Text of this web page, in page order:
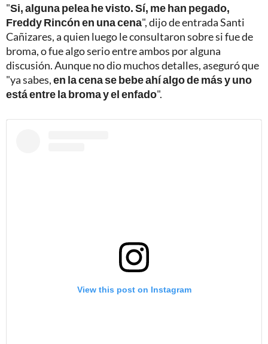
"Si, alguna pelea he visto. Sí, me han pegado,
Freddy Rincón en una cena", dijo de entrada Santi
Cañizares, a quien luego le consultaron sobre si fue de
broma, o fue algo serio entre ambos por alguna
discusión. Aunque no dio muchos detalles, aseguró que
"ya sabes,en la cena se bebe ahí algo de más y uno
está entre la broma y el enfado".
View this post on Instagram